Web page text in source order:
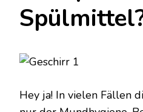
Hey ja! In vielen Fällen